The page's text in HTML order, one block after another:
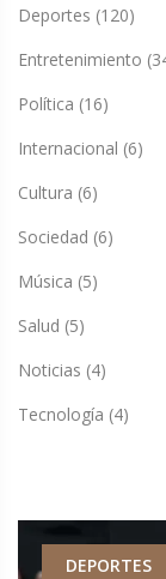
Deportes (120)
Entretenimiento
Política (16)
Internacional (6)
Cultura (6)
Sociedad (6)
Música (5)
Salud (5)
Noticias (4)
Tecnología (4)
DEPORTES